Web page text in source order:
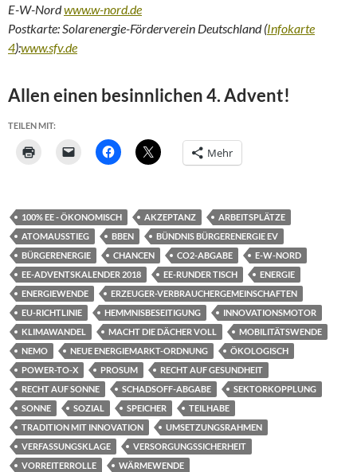
E-W-Nordwww.w-nord.de
Postkarte: Solarenergie-Förderverein Deutschland (Infokarte
4):www.sfv.de
Allen einen besinnlichen 4. Advent!
TEILEN MIT:
Mehr
100% EE - ÖKONOMISCH AKZEPTANZ
ARBEITSPLÄTZE
ATOMAUSSTIEG
BBEN
BÜNDNIS BÜRGERENERGIE EV
BÜRGERENERGIE
CHANCEN CO2-ABGABE
E-W-NORD
EE-ADVENTSKALENDER 2018
EE-RUNDER TISCH
ENERGIE
ENERGIEWENDE
ERZEUGER-VERBRAUCHERGEMEINSCHAFTEN
EU-RICHTLINIE
HEMMNISBESEITIGUNG
INNOVATIONSMOTOR
KLIMAWANDEL
MACHT DIE DÄCHER VOLL
MOBILITÄTSWENDE
NEMO
NEUE ENERGIEMARKT-ORDNUNG
ÖKOLOGISCH
POWER-TO-X
PROSUM
RECHT AUF GESUNDHEIT
RECHT AUF SONNE
SCHADSOFF-ABGABE
SEKTORKOPPLUNG
SONNE
SOZIAL SPEICHER
TEILHABE
TRADITION MIT INNOVATION
UMSETZUNGSRAHMEN
VERFASSUNGSKLAGE
VERSORGUNGSSICHERHEIT
VORREITERROLLE
WÄRMEWENDE